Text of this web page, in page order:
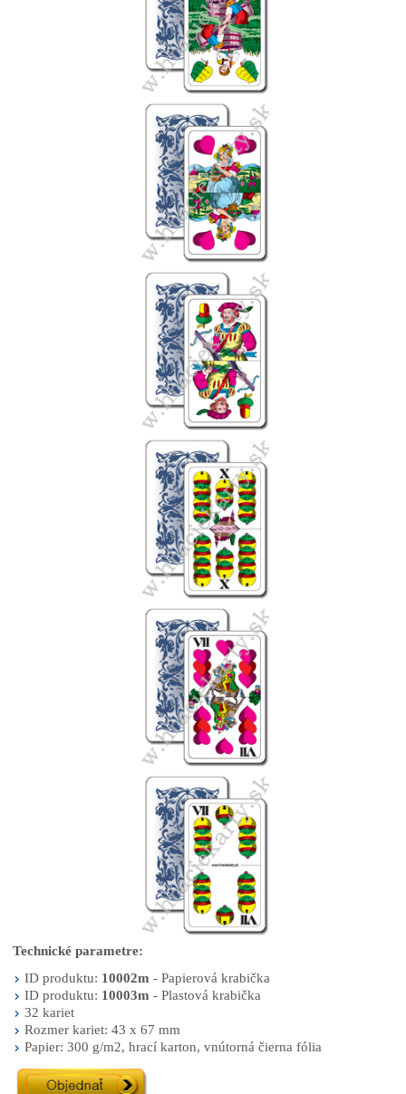
Technické parametre:
ID produktu: 10002m - Papierová krabička
ID produktu: 10003m - Plastová krabička
32 kariet
Rozmer kariet: 43 x 67 mm
Papier: 300 g/m2, hrací karton, vnútorná čierna fólia